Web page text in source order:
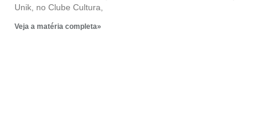
Unik, no Clube Cultura,
Veja a matéria completa»